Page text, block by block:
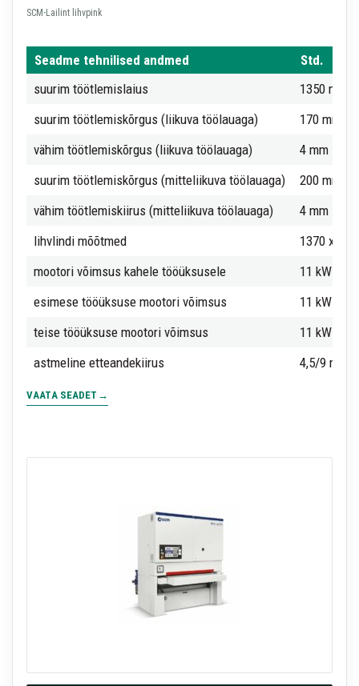
SCM ·Lailint lihvpink
Seadme tehnilised andmed
Std.
suurim töötlemislaius
1350 mm
suurim töötlemiskõrgus (liikuva töölauaga)
170 mm
vähim töötlemiskõrgus (liikuva töölauaga)
4 mm
suurim töötlemiskõrgus (mitteliikuva töölauaga)
200 mm
vähim töötlemiskiirus (mitteliikuva töölauaga)
4 mm
lihvlindi mõõtmed
1370 x
mootori võimsus kahele tööüksusele
11 kW
esimese tööüksuse mootori võimsus
11 kW
teise tööüksuse mootori võimsus
11 kW
astmeline etteandekiirus
4,5/9 m/
VAATA SEADET